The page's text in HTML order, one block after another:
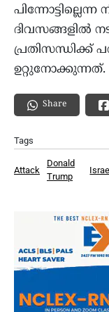
ദിവസങ്ങളിൽ
പ്രതിസന്ധിക്ക്
ഉറ്റുനോക്കുന്നത്.
Share
Tags
Attack
Donald
Trump